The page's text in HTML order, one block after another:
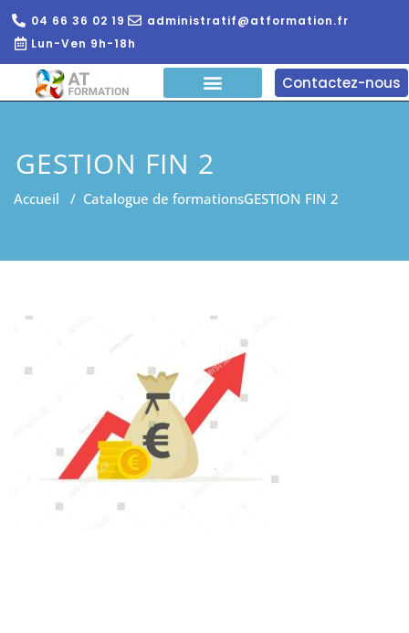
04 66 36 02 19
administratif@atformation.fr
Lun-Ven 9h-18h
Contactez-nous
GESTION FIN 2
Accueil / Catalogue de formationsGESTION FIN 2